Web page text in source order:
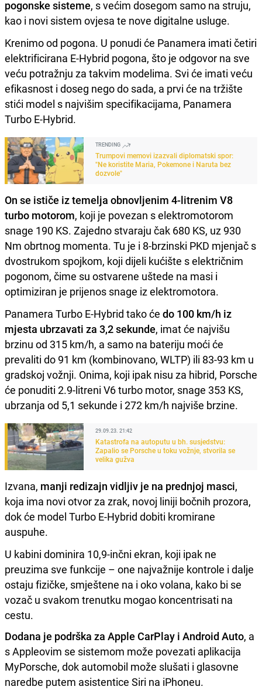
pogonske sisteme, s većim dosegom samo na struju,
kao i novi sistem ovjesa te nove digitalne usluge.
Krenimo od pogona. U ponudi će Panamera imati četiri
elektrificirana E-Hybrid pogona, što je odgovor na sve
veću potražnju za takvim modelima. Svi će imati veću
efikasnost i doseg nego do sada, a prvi će na tržište
stići model s najvišim specifikacijama, Panamera
Turbo E-Hybrid.
TRENDING
Trumpovi memovi izazvali diplomatski spor:
"Ne koristite Maria, Pokemone i Naruta bez
dozvole"
On se ističe iz temelja obnovljenim 4-litrenim V8
turbo motorom, koji je povezan s elektromotorom
snage 190 KS. Zajedno stvaraju čak 680 KS, uz 930
Nm obrtnog momenta. Tu je i 8-brzinski PKD mjenjač s
dvostrukom spojkom, koji dijeli kućište s električnim
pogonom, čime su ostvarene uštede na masi i
optimiziran je prijenos snage iz elektromotora.
Panamera Turbo E-Hybrid tako će do 100 km/h iz
mjesta ubrzavati za 3,2 sekunde, imat će najvišu
brzinu od 315 km/h, a samo na bateriju moći će
prevaliti do 91 km (kombinovano, WLTP) ili 83-93 km u
gradskoj vožnji. Onima, koji ipak nisu za hibrid, Porsche
će ponuditi 2.9-litreni V6 turbo motor, snage 353 KS,
ubrzanja od 5,1 sekunde i 272 km/h najviše brzine.
29.09.23. 21:42
Katastrofa na autoputu u bh. susjedstvu:
Zapalio se Porsche u toku vožnje, stvorila se
velika gužva
Izvana, manji redizajn vidljiv je na prednjoj masci,
koja ima novi otvor za zrak, novoj liniji bočnih prozora,
dok će model Turbo E-Hybrid dobiti kromirane
auspuhe.
U kabini dominira 10,9-inčni ekran, koji ipak ne
preuzima sve funkcije – one najvažnije kontrole i dalje
ostaju fizičke, smještene na i oko volana, kako bi se
vozač u svakom trenutku mogao koncentrisati na
cestu.
Dodana je podrška za Apple CarPlay i Android Auto, a
s Appleovim se sistemom može povezati aplikacija
MyPorsche, dok automobil može slušati i glasovne
naredbe putem asistentice Siri na iPhoneu.